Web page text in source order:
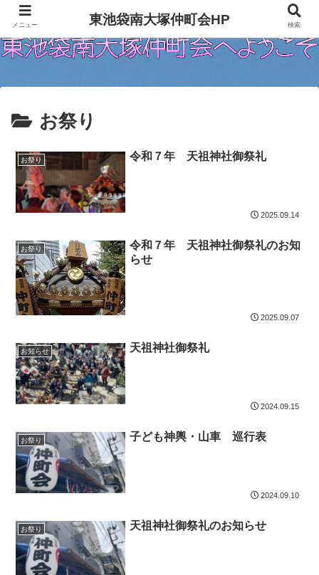
お祭り
お祭り 令和７年 天祖神社御祭礼
2025.09.14
お祭り
令和７年 天祖神社御祭礼のお知
らせ
2025.09.07
お知らせ 天祖神社御祭礼
2024.09.15
お祭り 子ども神輿・山車 巡行表
2024.09.10
お祭り 天祖神社御祭礼のお知らせ
メニュー 東池袋南大塚仲町会HP 検索